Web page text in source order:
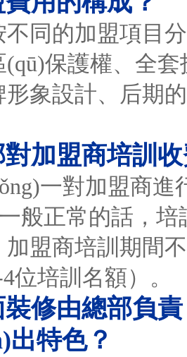
的加盟項目分
保護權、全
象設計、后期
加盟商培訓
一對加盟商進
般正常的話，
盟商培訓期間
位培訓名額）。
裝修由總部負
出特色？